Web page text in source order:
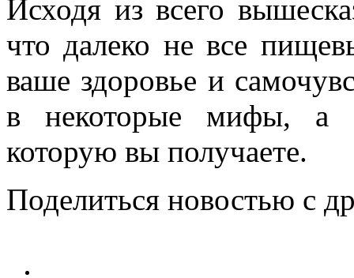
Исходя из всего
что далеко не все
ваше здоровье и
в некоторые мифы, а
которую вы получаете.
Поделиться новостью с